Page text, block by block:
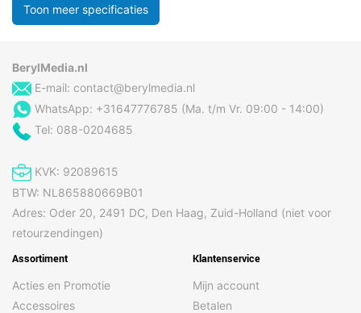
Marketingnaam
snelheid
Merkspecifieke
technologieën
Pixeldichtheid
Resolutie
Soort paneel
Type beeldschermglas
Gorilla Glass
Camera
Achtercamera
pixelgrootte (Quad
1 µm
Toon meer specificaties
BerylMedia.nl
E-mail: contact@berylmedia.nl
WhatsApp: +31647776785 (Ma. t/m Vr. 09:00 - 14:00)
Tel: 088-0204685
KVK: 92089615
BTW: NL865880669B01
Adres: Oder 20, 2491 DC, Den Haag, Zuid-Holland (niet voor
retourzendingen)
Assortiment
Acties en Promotie
Accessoires
Klantenservice
Mijn account
Betalen